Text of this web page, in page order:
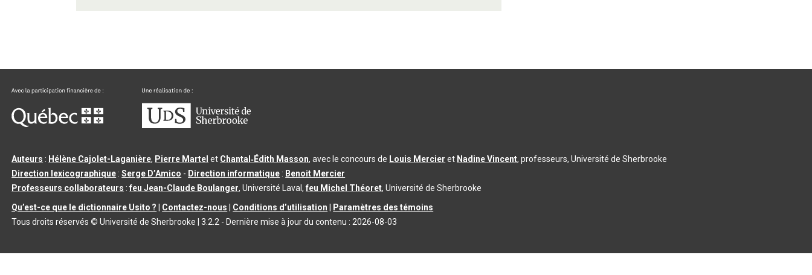
Auteurs : Hélène Cajolet-Laganière, Pierre Martel et Chantal‑Édith Masson, avec le concours de Louis Mercier et Nadine Vincent, professeurs, Université de Sherbrooke
Direction lexicographique :Serge D’Amico - Direction informatique : Benoit Mercier
Professeurs collaborateurs :feu Jean-Claude Boulanger, Université Laval,feu Michel Théoret, Université de Sherbrooke
Qu’est-ce que le dictionnaire Usito ?
Contactez-nous Conditions d’utilisation
Paramètres des témoins
Tous droits réservés © Université de Sherbrooke |3.2.2 - Dernière mise à jour du contenu : 2026-08-03